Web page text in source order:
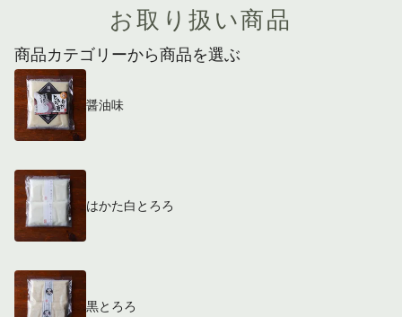
お取り扱い商品
商品カテゴリーから商品を選ぶ
醤油味
はかた白とろろ
黒とろろ